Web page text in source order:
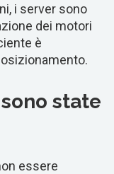
i server sono
dei motori
è
state
essere